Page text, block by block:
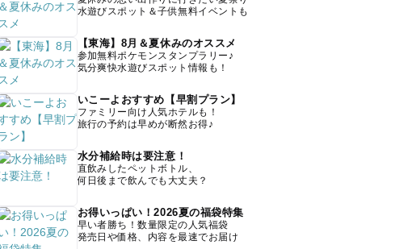
水遊びスポット＆子供無料イベントも
【東海】8月＆夏休みのオススメ
参加無料ポケモンスタンプラリー♪
気分爽快水遊びスポット情報も！
いこーよおすすめ【早割プラン】
ファミリー向け人気ホテルも！
旅行の予約は早めが断然お得♪
水分補給時は要注意！
直飲みしたペットボトル、
何日後まで飲んでも大丈夫？
お得いっぱい！2026夏の福袋特集
早い者勝ち！数量限定の人気福袋
発売日や価格、内容を最速でお届け